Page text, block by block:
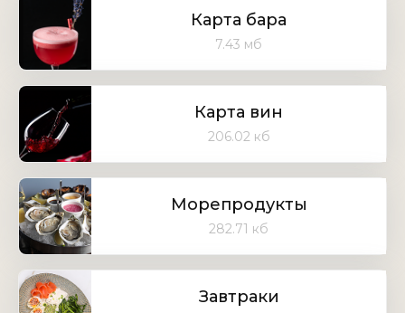
Карта бара
7.43 мб
Карта вин
206.02 кб
Морепродукты
282.71 кб
Завтраки